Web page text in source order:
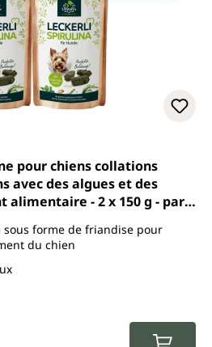
5 étoiles
chiens collations
avec des algues et des
forme de friandise pour
du chien